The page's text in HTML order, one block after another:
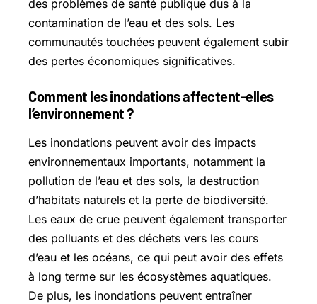
des problèmes de santé publique dus à la
contamination de l’eau et des sols. Les
communautés touchées peuvent également subir
des pertes économiques significatives.
Comment les inondations affectent-elles
l’environnement ?
Les inondations peuvent avoir des impacts
environnementaux importants, notamment la
pollution de l’eau et des sols, la destruction
d’habitats naturels et la perte de biodiversité.
Les eaux de crue peuvent également transporter
des polluants et des déchets vers les cours
d’eau et les océans, ce qui peut avoir des effets
à long terme sur les écosystèmes aquatiques.
De plus, les inondations peuvent entraîner